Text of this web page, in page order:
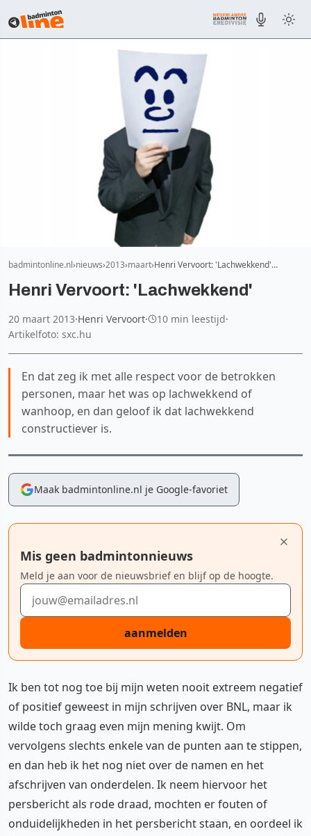
badmintonline.nl nieuws 2013 maart Henri Vervoort: 'Lachwekkend'…
Henri Vervoort: 'Lachwekkend'
20 maart 2013·Henri Vervoort· 10 min leestijd·
Artikelfoto: sxc.hu
En dat zeg ik met alle respect voor de betrokken
personen, maar het was op lachwekkend of
wanhoop, en dan geloof ik dat lachwekkend
constructiever is.
Maak badmintonline.nl je Google-favoriet
Mis geen badmintonnieuws
Meld je aan voor de nieuwsbrief en blijf op de hoogte.
E-mailadres
aanmelden
Ik ben tot nog toe bij mijn weten nooit extreem negatief
of positief geweest in mijn schrijven over BNL, maar ik
wilde toch graag even mijn mening kwijt. Om
vervolgens slechts enkele van de punten aan te stippen,
en dan heb ik het nog niet over de namen en het
afschrijven van onderdelen. Ik neem hiervoor het
persbericht als rode draad, mochten er fouten of
onduidelijkheden in het persbericht staan, en oordeel ik